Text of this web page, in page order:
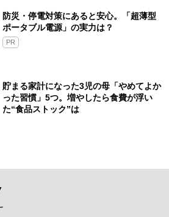
防災・停電対策にあると安心。「超薄型
ポータブル電源」の実力は？​
PR
貯まる家計になった3児の母「やめてよか
った習慣」5つ。増やしたら食費が浮い
た“食品ストック”は